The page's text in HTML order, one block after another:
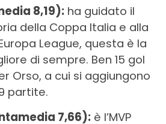
8,19):ha guidato il
della Coppa Italia e alla
League, questa è la
di sempre. Ben 15 gol
Orso, a cui si aggiungono
partite.
7,66):è l’MVP